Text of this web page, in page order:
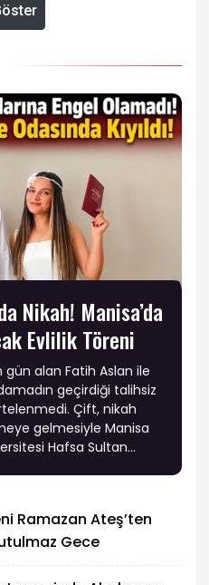
Nikah! Manisa’da
Evlilik Töreni
gün alan Fatih Aslan ile
geçirdiği talihsiz
Çift, nikah
gelmesiyle Manisa
Hafsa Sultan
Ramazan Ateş’ten
Gece